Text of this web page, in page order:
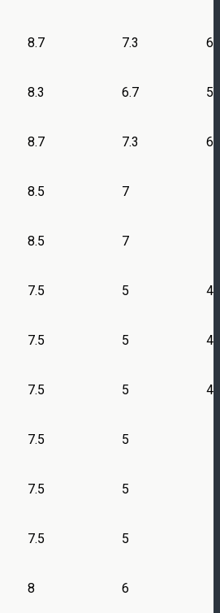
8.7 7.3 6
8.3 6.7 5
8.7 7.3 6
8.5 7
8.5 7
7.5 5 4
7.5 5 4
7.5 5 4
7.5 5
7.5 5
7.5 5
8 6